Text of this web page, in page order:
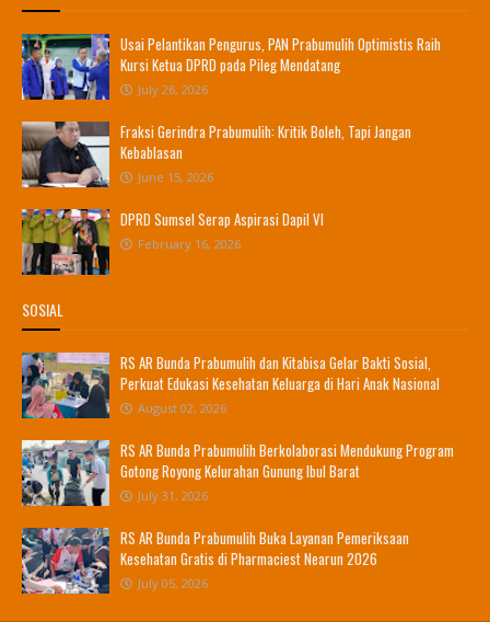
Usai Pelantikan Pengurus, PAN Prabumulih Optimistis Raih
Kursi Ketua DPRD pada Pileg Mendatang
July 26, 2026
Fraksi Gerindra Prabumulih: Kritik Boleh, Tapi Jangan
Kebablasan
June 15, 2026
DPRD Sumsel Serap Aspirasi Dapil VI
February 16, 2026
SOSIAL
RS AR Bunda Prabumulih dan Kitabisa Gelar Bakti Sosial,
Perkuat Edukasi Kesehatan Keluarga di Hari Anak Nasional
August 02, 2026
RS AR Bunda Prabumulih Berkolaborasi Mendukung Program
Gotong Royong Kelurahan Gunung Ibul Barat
July 31, 2026
RS AR Bunda Prabumulih Buka Layanan Pemeriksaan
Kesehatan Gratis di Pharmaciest Nearun 2026
July 05, 2026